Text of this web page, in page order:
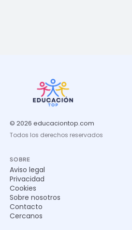
© 2026 educaciontop.com
Todos los derechos reservados
SOBRE
Aviso legal
Privacidad
Cookies
Sobre nosotros
Contacto
Cercanos